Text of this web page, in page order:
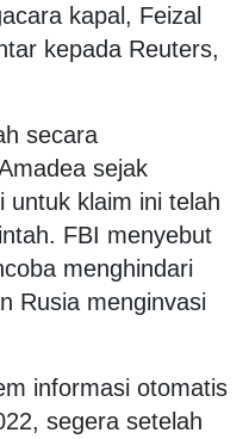
kapal, Feizal
kepada Reuters,
secara
sejak
untuk klaim ini telah
FBI menyebut
menghindari
Rusia menginvasi
informasi otomatis
segera setelah